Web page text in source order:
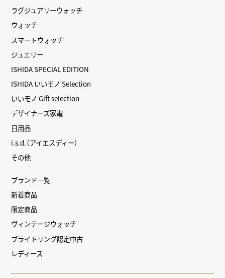
ラグジュアリーウォッチ
ウォッチ
スマートウォッチ
ジュエリー
ISHIDA SPECIAL EDITION
ISHIDA いいモノ Selection
いいモノ Gift selection
デザイナーズ家電
日用品
i.s.d.（アイエスディー）
その他
ブランド一覧
新着商品
限定商品
ヴィンテージウォッチ
ブライトリング認定中古
レディース